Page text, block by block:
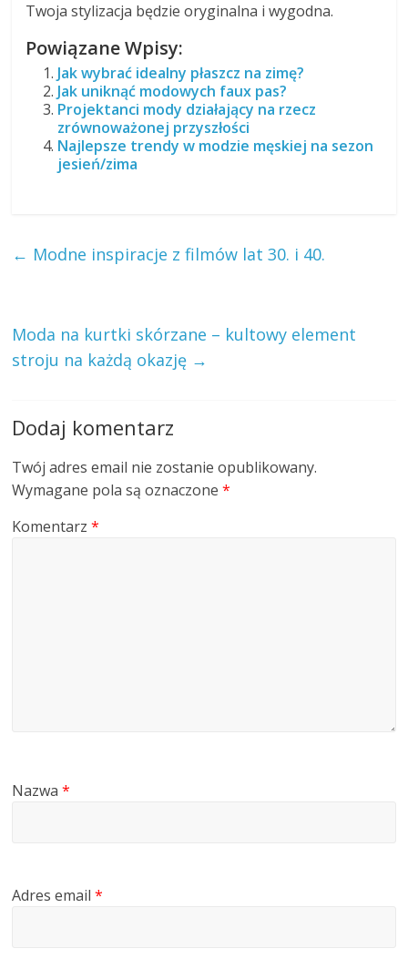
Twoja stylizacja będzie oryginalna i wygodna.
Powiązane Wpisy:
Jak wybrać idealny płaszcz na zimę?
Jak uniknąć modowych faux pas?
Projektanci mody działający na rzecz
zrównoważonej przyszłości
Najlepsze trendy w modzie męskiej na sezon
jesień/zima
← Modne inspiracje z filmów lat 30. i 40.
Moda na kurtki skórzane – kultowy element
stroju na każdą okazję →
Dodaj komentarz
Twój adres email nie zostanie opublikowany.
Wymagane pola są oznaczone*
Komentarz*
Nazwa*
Adres email*